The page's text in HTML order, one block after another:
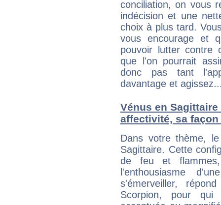
conciliation, on vous
indécision et une
choix à plus tard.
vous encourage et
pouvoir lutter contre
que l'on pourrait
donc pas tant
davantage et
Vénus en
affectivité, sa
Dans votre thème,
Sagittaire. Cette
de feu et
l'enthousiasme
s'émerveiller,
Scorpion, pour